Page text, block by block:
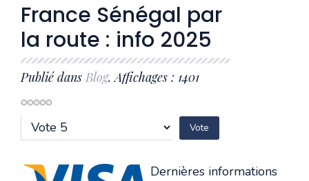
France Sénégal par
la route : info 2025
Publié dans Blog. Affichages : 1401
Veuillez
voter
Dernières informations